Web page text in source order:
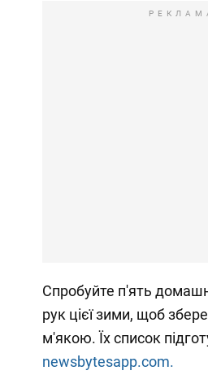
Спробуйте п'ять
рук цієї зими, щоб
м'якою. Їх список
newsbytesapp.com.